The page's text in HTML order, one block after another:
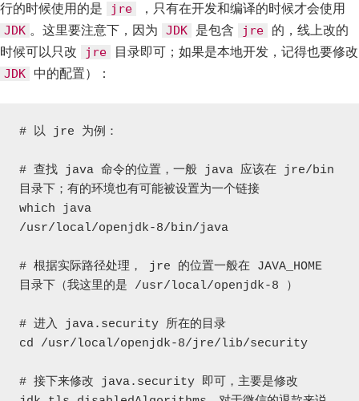
行的时候使用的是
jre ，只有在开发和编译的时候才会使用
JDK 。这里要注意下，因为 JDK 是包含 jre
的，线上改的
时候可以只改
jre 目录即可；如果是本地开发，记得也要修改
JDK 中的配置）：
# 以 jre 为例：
# 查找 java 命令的位置，一般 java 应该在 jre/bin
目录下；有的环境也有可能被设置为一个链接
which java
/usr/local/openjdk-8/bin/java
# 根据实际路径处理， jre 的位置一般在 JAVA_HOME
目录下（我这里的是 /usr/local/openjdk-8 ）
# 进入 java.security 所在的目录
cd /usr/local/openjdk-8/jre/lib/security
# 接下来修改 java.security 即可，主要是修改